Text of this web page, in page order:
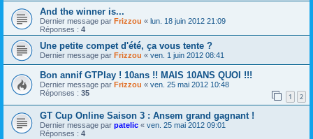
And the winner is...
Dernier message par Frizzou « lun. 18 juin 2012 21:09
Réponses : 4
Une petite compet d'été, ça vous tente ?
Dernier message par Frizzou « ven. 1 juin 2012 08:41
Bon annif GTPlay ! 10ans !! MAIS 10ANS QUOI !!!
Dernier message par Frizzou « ven. 25 mai 2012 10:48
Réponses : 35 1 2
GT Cup Online Saison 3 : Ansem grand gagnant !
Dernier message par patelic « ven. 25 mai 2012 09:01
Réponses : 4